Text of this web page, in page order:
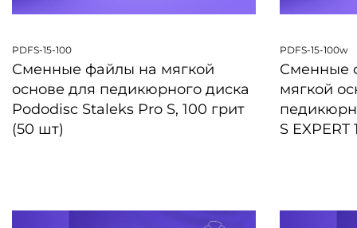
PDFS-15-100
Сменные файлы на мягкой
основе для педикюрного диска
Pododisc Staleks Pro S, 100 грит
(50 шт)
PDFS-15-100w
Сменные
мягкой
S